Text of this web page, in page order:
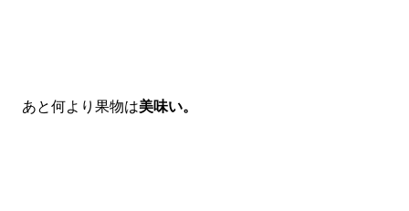
あと何より果物は美味い。